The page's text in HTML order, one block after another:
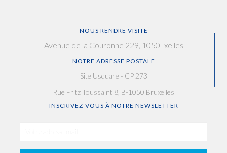
NOUS RENDRE VISITE
Avenue de la Couronne 229, 1050 Ixelles
NOTRE ADRESSE POSTALE
Site Usquare - CP 273
Rue Fritz Toussaint 8, B-1050 Bruxelles
INSCRIVEZ-VOUS À NOTRE NEWSLETTER